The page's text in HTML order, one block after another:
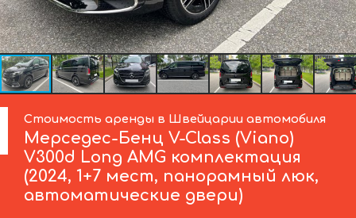
Стоимость аренды в Швейцарии автомобиля
Мерседес-Бенц V-Class (Viano)
V300d Long AMG комплектация
(2024, 1+7 мест, панорамный люк,
автоматические двери)